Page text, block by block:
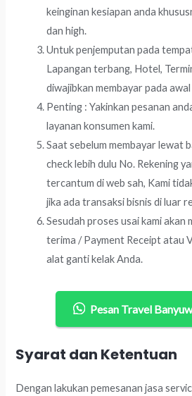
keinginan kesiapan anda
dan high.
Untuk penjemputan pada
Lapangan terbang, Hotel,
diwajibkan membayar pada
Penting : Yakinkan pesanan
layanan konsumen kami.
Saat sebelum membayar lewat
check lebih dulu No. Rekening
tercantum di web sah, Kami
jika ada transaksi bisnis di luar
Sesudah proses usai kami akan
terima / Payment Receipt atau
alat ganti kelak Anda.
Pesan Travel
Syarat dan Ketentuan
Dengan lakukan pemesanan jasa